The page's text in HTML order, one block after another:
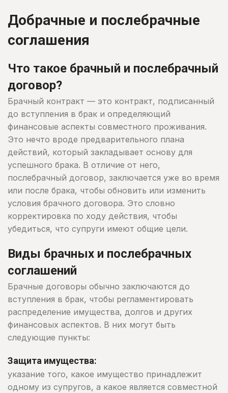
Добрачные и послебрачные
соглашения
Что такое брачный и послебрачный
договор?
Брачный контракт — это контракт, подписанный
до вступления в брак и определяющий
финансовые аспекты совместного проживания.
Это нечто вроде предварительного плана
действий, который закладывает основу для
успешного брака. В отличие от него,
послебрачный договор, заключается уже во время
или после брака, чтобы обновить или изменить
условия брачного договора. Это словно
корректировка по ходу действия, чтобы
убедиться, что супруги имеют общие цели.
Виды брачных и послебрачных
соглашений
Брачные договоры обычно заключаются до
вступления в брак, чтобы регламентировать
распределение имущества, долгов и других
финансовых аспектов. В них могут быть
следующие пункты:
Защита имущества:
указание того, какое имущество принадлежит
одному из супругов, а какое является совместной